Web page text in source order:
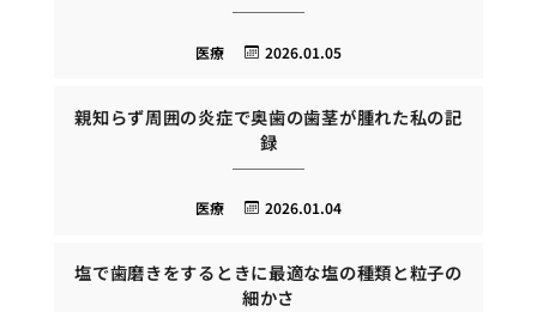
2026.01.05
医療
親知らず周囲の炎症で奥歯の歯茎が腫れた私の記
録
2026.01.04
医療
塩で歯磨きをするときに最適な塩の種類と粒子の
細かさ